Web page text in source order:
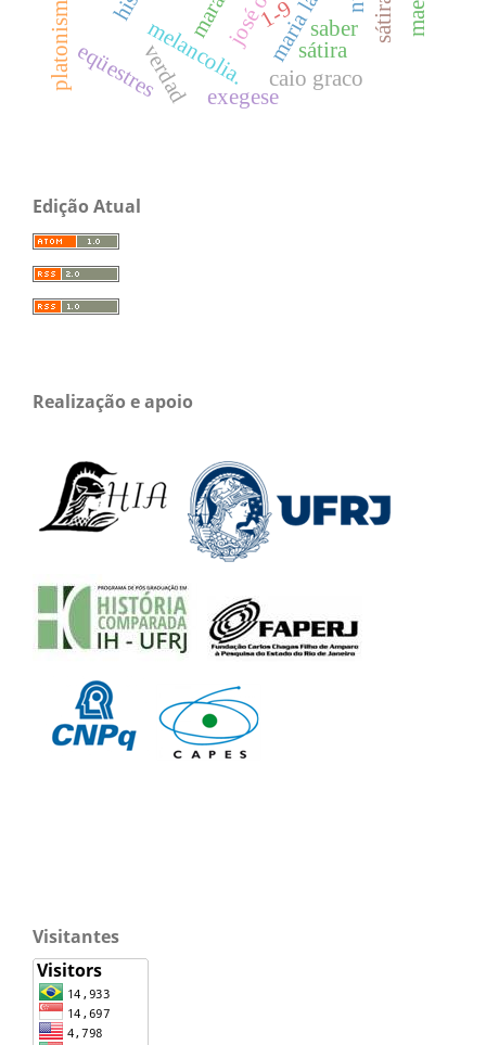
sátira
melancolia. saber
verdad caio graco
eqüestres
1-9
exegese
Edição Atual
Realização e apoio
Visitantes